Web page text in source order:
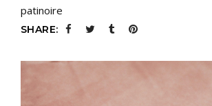
patinoire
SHARE: